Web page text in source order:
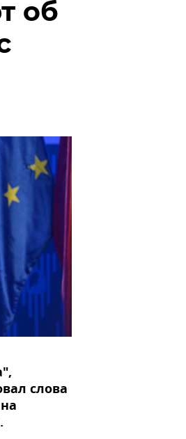
об
слова